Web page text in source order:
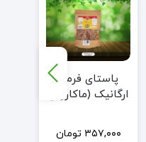
پاستای فرمی
ارگانیک (ماکارونی
۳۵۷,۰۰۰ تومان